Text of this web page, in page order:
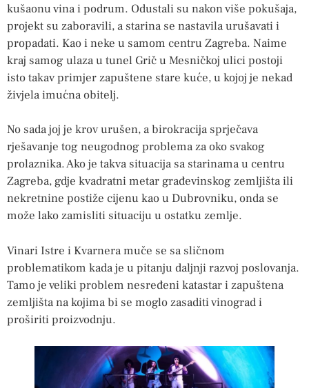
kušaonu vina i podrum. Odustali su nakon više pokušaja,
projekt su zaboravili, a starina se nastavila urušavati i
propadati. Kao i neke u samom centru Zagreba. Naime
kraj samog ulaza u tunel Grič u Mesničkoj ulici postoji
isto takav primjer zapuštene stare kuće, u kojoj je nekad
živjela imućna obitelj.
No sada joj je krov urušen, a birokracija sprječava
rješavanje tog neugodnog problema za oko svakog
prolaznika. Ako je takva situacija sa starinama u centru
Zagreba, gdje kvadratni metar građevinskog zemljišta ili
nekretnine postiže cijenu kao u Dubrovniku, onda se
može lako zamisliti situaciju u ostatku zemlje.
Vinari Istre i Kvarnera muče se sa sličnom
problematikom kada je u pitanju daljnji razvoj poslovanja.
Tamo je veliki problem nesređeni katastar i zapuštena
zemljišta na kojima bi se moglo zasaditi vinograd i
proširiti proizvodnju.